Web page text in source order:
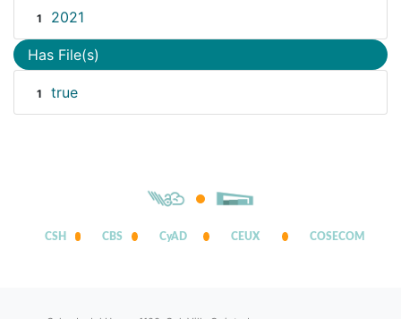
1 2021
Has File(s)
1 true
CSH CBS CyAD CEUX COSECOM